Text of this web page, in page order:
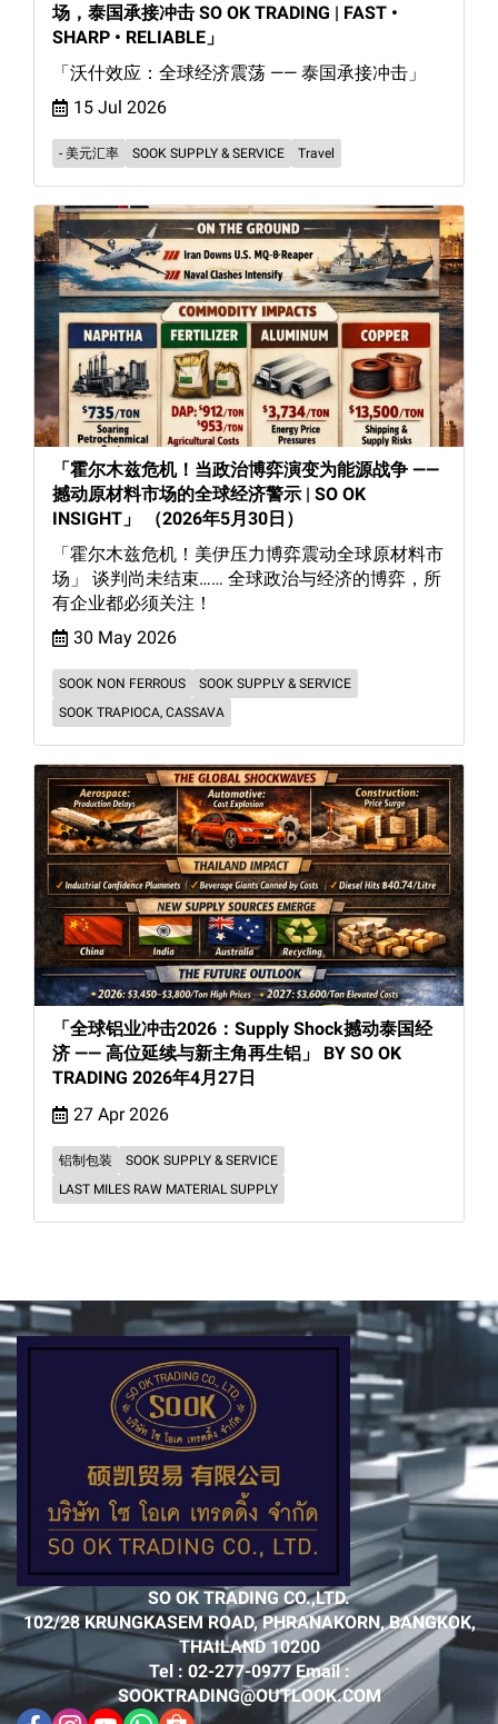
场，泰国承接冲击 SO OK TRADING | FAST •
SHARP • RELIABLE」
「沃什效应：全球经济震荡 —— 泰国承接冲击」
15 Jul 2026
- 美元汇率 SOOK SUPPLY & SERVICE Travel
「霍尔木兹危机！当政治博弈演变为能源战争 ——
撼动原材料市场的全球经济警示 | SO OK
INSIGHT」 （2026年5月30日）
「霍尔木兹危机！美伊压力博弈震动全球原材料市
场」 谈判尚未结束…… 全球政治与经济的博弈，所
有企业都必须关注！
30 May 2026
SOOK NON FERROUS
SOOK SUPPLY & SERVICE
SOOK TRAPIOCA, CASSAVA
「全球铝业冲击2026：Supply Shock撼动泰国经
济 —— 高位延续与新主角再生铝」 BY SO OK
TRADING 2026年4月27日
27 Apr 2026
铝制包装
SOOK SUPPLY & SERVICE
LAST MILES RAW MATERIAL SUPPLY
SO OK TRADING CO.,LTD.
102/28 KRUNGKASEM ROAD, PHRANAKORN, BANGKOK,
THAILAND 10200
Tel : 02-277-0977 Email :
SOOKTRADING@OUTLOOK.COM